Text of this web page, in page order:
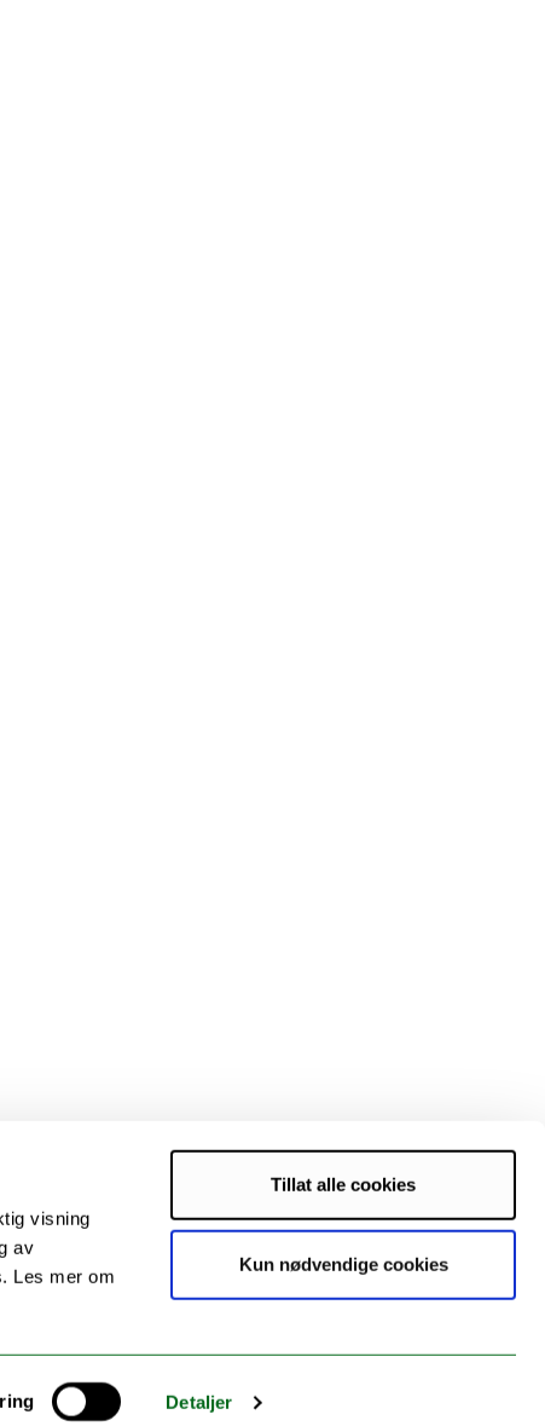
visning
av
Les mer om
Detaljer
Tillat alle cookies
Kun nødvendige cookies